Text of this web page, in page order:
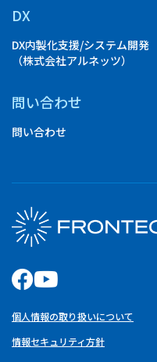
DX
DX内製化支援/システム開発
（株式会社アルネッツ）
問い合わせ
問い合わせ
個人情報の取り扱いについて
情報セキュリティ方針